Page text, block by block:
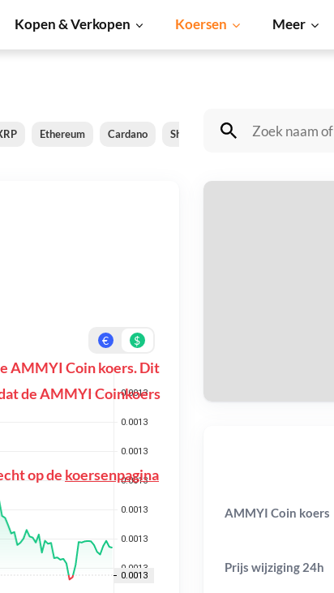
Kopen & Verkopen Koersen Meer
Ethereum Cardano Shiba Inu Dogecoin Solana
€ $
AMMYI Coin koers. Dit
de AMMYI Coinkoers
op de koersenpagina
AMMYI Coin koers
Prijs wijziging 24h